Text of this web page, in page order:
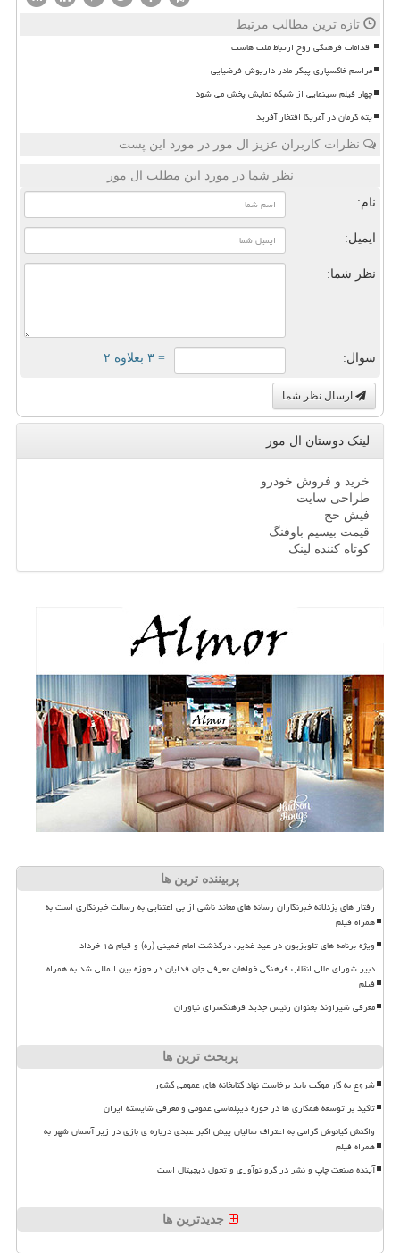
تازه ترین مطالب مرتبط
اقدامات فرهنگی روح ارتباط ملت هاست
مراسم خاکسپاری پیکر مادر داریوش فرضیایی
چهار فیلم سینمایی از شبکه نمایش پخش می شود
پته کرمان در آمریکا افتخار آفرید
نظرات کاربران عزیز ال مور در مورد این پست
نظر شما در مورد این مطلب ال مور
نام:
ایمیل:
نظر شما:
سوال: = ۳ بعلاوه ۲
ارسال نظر شما
لینک دوستان ال مور
خرید و فروش خودرو
طراحی سایت
فیش حج
قیمت بیسیم باوفنگ
کوتاه کننده لینک
پربیننده ترین ها
رفتار های بزدلانه خبرنگاران رسانه های معاند ناشی از بی اعتنایی به رسالت خبرنگاری است به
همراه فیلم
ویژه برنامه های تلویزیون در عید غدیر، درگذشت امام خمینی (ره) و قیام ۱۵ خرداد
دبیر شورای عالی انقلاب فرهنگی خواهان معرفی جان فدایان در حوزه بین المللی شد به همراه
فیلم
معرفی شیراوند بعنوان رئیس جدید فرهنگسرای نیاوران
پربحث ترین ها
شروع به کار موکب باید برخاست نهاد کتابخانه های عمومی کشور
تاکید بر توسعه همکاری ها در حوزه دیپلماسی عمومی و معرفی شایسته ایران
واکنش کیانوش گرامی به اعتراف سالیان پیش اکبر عبدی درباره ی بازی در زیر آسمان شهر به
همراه فیلم
آینده صنعت چاپ و نشر در گرو نوآوری و تحول دیجیتال است
جدیدترین ها